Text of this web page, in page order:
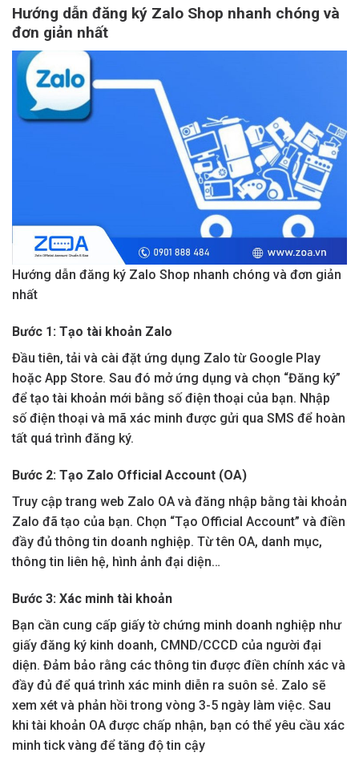
Hướng dẫn đăng ký Zalo Shop nhanh chóng và
đơn giản nhất
Hướng dẫn đăng ký Zalo Shop nhanh chóng và đơn giản
nhất
Bước 1: Tạo tài khoản Zalo
Đầu tiên, tải và cài đặt ứng dụng Zalo từ Google Play
hoặc App Store. Sau đó mở ứng dụng và chọn “Đăng ký”
để tạo tài khoản mới bằng số điện thoại của bạn. Nhập
số điện thoại và mã xác minh được gửi qua SMS để hoàn
tất quá trình đăng ký.
Bước 2: Tạo Zalo Official Account (OA)
Truy cập trang web Zalo OA và đăng nhập bằng tài khoản
Zalo đã tạo của bạn. Chọn “Tạo Official Account” và điền
đầy đủ thông tin doanh nghiệp. Từ tên OA, danh mục,
thông tin liên hệ, hình ảnh đại diện…
Bước 3: Xác minh tài khoản
Bạn cần cung cấp giấy tờ chứng minh doanh nghiệp như
giấy đăng ký kinh doanh, CMND/CCCD của người đại
diện. Đảm bảo rằng các thông tin được điền chính xác và
đầy đủ để quá trình xác minh diễn ra suôn sẻ. Zalo sẽ
xem xét và phản hồi trong vòng 3-5 ngày làm việc. Sau
khi tài khoản OA được chấp nhận, bạn có thể yêu cầu xác
minh tick vàng để tăng độ tin cậy